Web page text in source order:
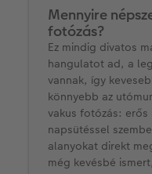
Mennyire
fotózás?
Ez mindig divatos
hangulatot ad, a
vannak, így
könnyebb az
vakus fotózás:
napsütéssel
alanyokat direkt
még kevésbé